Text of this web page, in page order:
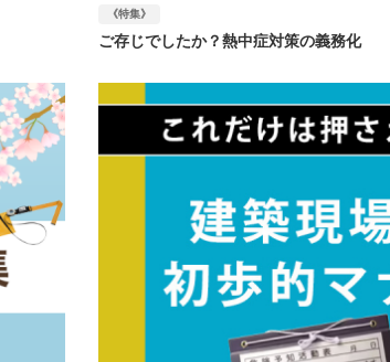
《特集》
ご存じでしたか？熱中症対策の義務化